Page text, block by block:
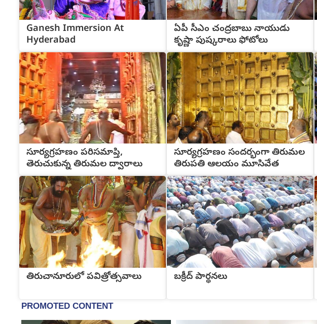
Ganesh Immersion At
Hyderabad
ఏపీ సీఎం చంద్రబాబు నాయుడు
కృష్ణా పుష్కరాలు ఫోటోలు
సూర్యగ్రహణం పరిసమాప్తి,
తెరుచుకున్న తిరుమల ద్వారాలు
సూర్యగ్రహణం సందర్భంగా తిరుమల
తిరుపతి ఆలయం మూసివేత
తిరుచానూరులో పవిత్రోత్సవాలు బక్రీద్ పార్థనలు